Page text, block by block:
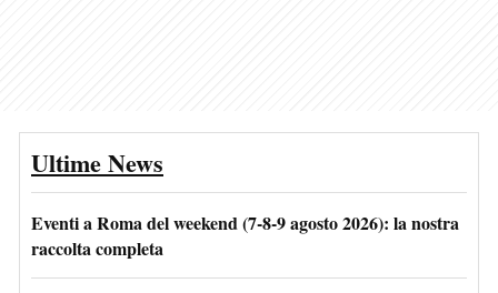
Ultime News
Eventi a Roma del weekend (7-8-9 agosto 2026): la nostra
raccolta completa